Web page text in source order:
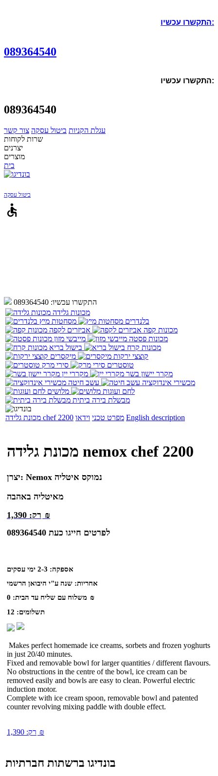
התקשרו עכשיו:
089364540
התקשרו עכשיו:
089364540
עגלת הקניות ביטול עסקה צור קשר
שרות לקוחות
יצרנים
מוצרים
בית
ביטול עסקה
accessible
התקשרו עכשיו: 089364540
מכונות גלידה
בלנדרים
מסחטות מיץ
מכונות קפה
אביזרים לקפה
מכונות פסטה
מייבשי מזון
מכונות קרח
בישול בריא
קוצצי ירקות
מיקסרים
טוסטרים
סירי מרק
מקרר יישון בשר
מקררי יין
מכשירי אינדוקציה
עשב חיטה
לחם ועוגות
מלושים
מבשלת בירה ביתית
מכונת גלידה chef 2200 מפרט טכני וידאו English description
מכונת גלידה nemox chef 2200
יצרן:
Nemox נמוקס איטליה
מאיטליה באהבה
רק: 1,390
₪
לפרטים חייגו כעת 089364540
אספקה: 2-3 ימי עסקים
אחריות: שנה ע"י היבואן הרשמי
משלוח עם שליח עד הבית: 0
₪
תשלומים: 12
Makes perfect homemade ice creams, sorbets and frozen yoghurts
in just 20/40 minutes.
Fixed and removable bowl for larger quantities / different flavours.
No obstructions in the centre of the bowl, ice cream can be
removed easily and bowls are easy to clean. Powerful electric
induction motor.
Complete with ice cream spoon, removable bowl and patented
counter revolving mixing paddle with double effect.
רק: 1,390 ₪
בונדיגו ברשתות חברתיות